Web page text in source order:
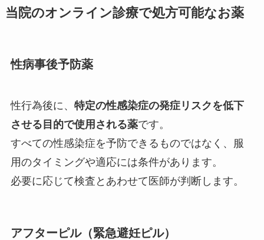
当院のオンライン診療で処方可能なお薬
性病事後予防薬
性行為後に、 特定の性感染症の発症リスクを低下
させる目的で使用される薬です。
すべての性感染症を予防できるものではなく、服
用のタイミングや適応には条件があります。
必要に応じて検査とあわせて医師が判断します。
アフターピル（緊急避妊ピル）